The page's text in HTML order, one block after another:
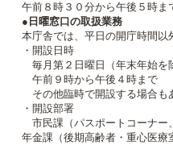
午前８時３０分から午後５時ま
●日曜窓口の取扱業務
本庁舎では、平日の開庁時間以
・開設日時
毎月第２日曜日（年末年始を
午前９時から午後４時まで
その他臨時で開設する場合も
・開設部署
市民課（パスポートコーナー
年金課（後期高齢者・重心医